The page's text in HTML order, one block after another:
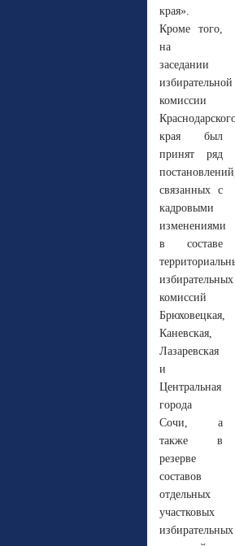
края».
Кроме того,
на
заседании
избирательной
комиссии
края был
принят ряд
связанных с
кадровыми
изменениями
в составе
избирательных
комиссий
Брюховецкая,
Каневская,
Лазаревская
и
Центральная
города
Сочи, а
также в
резерве
составов
отдельных
участковых
избирательных